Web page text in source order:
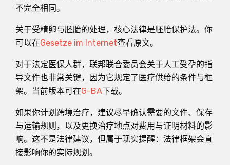
不完全相同。
关于受精卵与胚胎的处理，核心法律是胚胎保护法。你
可以在Gesetze im Internet查看原文。
对于法定医保人群，联邦联合委员会关于人工受孕的指
导文件也非常关键，因为它规定了医疗供给的条件与框
架。当前版本可在G-BA下载。
如果你计划跨境治疗，建议尽早确认需要的文件、保存
与运输规则，以及更换治疗地点对费用与证明材料的影
响。这不是法律建议，但属于现实提醒：法律框架会直
接影响你的实际规划。